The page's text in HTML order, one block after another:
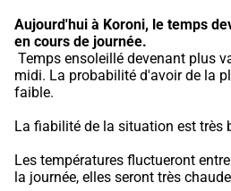
Aujourd'hui à Koroni, le temps
en cours de journée.
midi. La probabilité d'avoir de la
faible.
La fiabilité de la situation est très
Les températures fluctueront
la journée, elles seront très